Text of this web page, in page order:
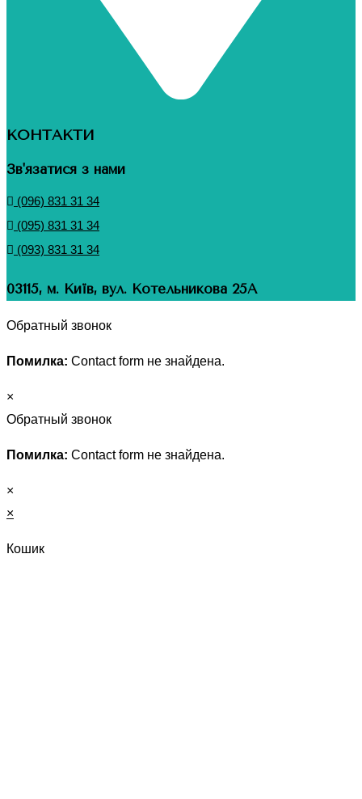
КОНТАКТИ
Зв'язатися з нами
(096) 831 31 34
(095) 831 31 34
(093) 831 31 34
03115, м. Київ, вул. Котельникова 25А
Обратный звонок
Помилка: Contact form не знайдена.
×
Обратный звонок
Помилка: Contact form не знайдена.
×
×
Кошик